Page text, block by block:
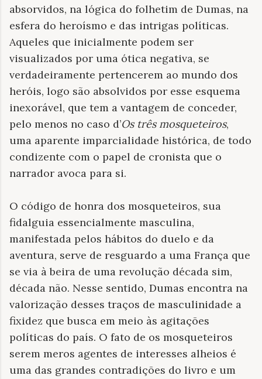
absorvidos, na lógica do folhetim de Dumas, na
esfera do heroísmo e das intrigas políticas.
Aqueles que inicialmente podem ser
visualizados por uma ótica negativa, se
verdadeiramente pertencerem ao mundo dos
heróis, logo são absolvidos por esse esquema
inexorável, que tem a vantagem de conceder,
pelo menos no caso d’Os três mosqueteiros,
uma aparente imparcialidade histórica, de todo
condizente com o papel de cronista que o
narrador avoca para si.
O código de honra dos mosqueteiros, sua
fidalguia essencialmente masculina,
manifestada pelos hábitos do duelo e da
aventura, serve de resguardo a uma França que
se via à beira de uma revolução década sim,
década não. Nesse sentido, Dumas encontra na
valorização desses traços de masculinidade a
fixidez que busca em meio às agitações
políticas do país. O fato de os mosqueteiros
serem meros agentes de interesses alheios é
uma das grandes contradições do livro e um